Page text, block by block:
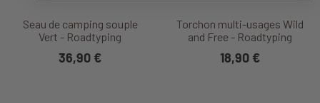
Seau de camping souple
Vert - Roadtyping
36,90 €
Torchon multi-usages Wild
and Free - Roadtyping
18,90 €